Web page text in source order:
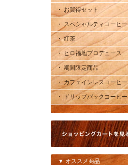
・ お買得セット
・ スペシャルティコーヒー
・ 紅茶
・ ヒロ福地プロデュース
・ 期間限定商品
・ カフェインレスコーヒー
・ ドリップパックコーヒー
▼ オススメ商品